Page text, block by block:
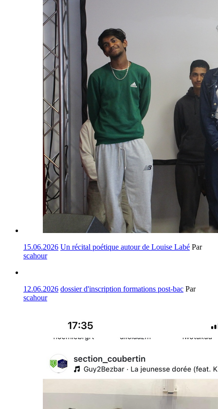
15.06.2026 Un récital poétique autour de Louise Labé Par
scahour
12.06.2026 dossier d'inscription formations post-bac Par
scahour